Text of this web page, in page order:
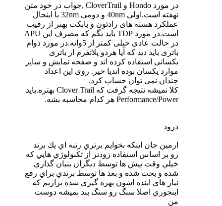
در مورد Hondo و CloverTrail ,جواب در خود متن
نهفته است.اولی 40nm و دومی 32nm با اینحال
عملکرد هسته های رادئون و بابکت بهتر از رقیب
است.در مورد TDP باید بگم که مصرف این APU
در حالت عادی خیلی کمتر از 5واته.در مورد دوام
باتری باید دید که آیا هردو پلاتفرم از باتری
یکسانی استفاده کرده اند و صفحه نمایش و سایر
موارد یکسان بوده اندیا خیر. روی این اعداد
چندان نمی توان حساب کرد.
کلا نمیشه نتیجه گرفت که Clover Trail بهتره.باید
Performance/Power هر کدام محاسبه بشه.
درود
ارمين جان اينكه بخوايم برتري رتبه اي يك برند
رو بر اساس استفاده زودتر از تكنولوژي هايي كه
خيلي وقت پيش ها توسط ديگران بنيان گذاري
شده و بحث شده و بعد ها توسط برندي براي رفع
نياز هاي اينده اشون بهره گيري شده بزاريم كه
اينجوري اصلا سنگ رو سنگ بند نميشه دوست
من